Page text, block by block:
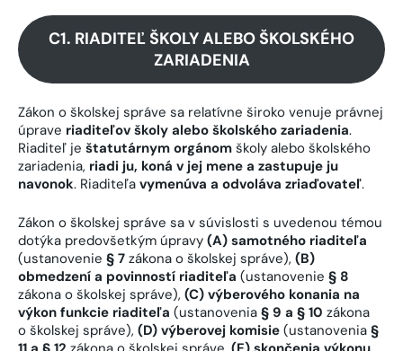
C1. RIADITEĽ ŠKOLY ALEBO ŠKOLSKÉHO
ZARIADENIA
Zákon o školskej správe sa relatívne široko venuje právnej
úprave riaditeľov školy alebo školského zariadenia.
Riaditeľ je štatutárnym orgánom školy alebo školského
zariadenia, riadi ju, koná v jej mene a zastupuje ju
navonok. Riaditeľa vymenúva a odvoláva zriaďovateľ.
Zákon o školskej správe sa v súvislosti s uvedenou témou
dotýka predovšetkým úpravy (A) samotného riaditeľa
(ustanovenie § 7 zákona o školskej správe), (B)
obmedzení a povinností riaditeľa (ustanovenie § 8
zákona o školskej správe), (C) výberového konania na
výkon funkcie riaditeľa (ustanovenia § 9 a § 10 zákona
o školskej správe), (D) výberovej komisie (ustanovenia §